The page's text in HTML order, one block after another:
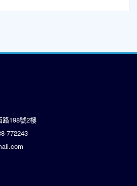
198號2樓
772243